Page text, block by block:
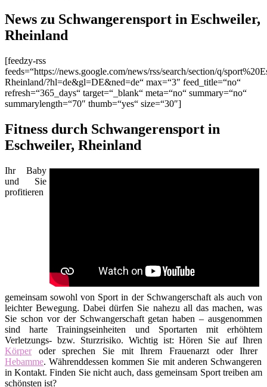
News zu Schwangerensport in Eschweiler,
Rheinland
[feedzy-rss
feeds=“https://news.google.com/news/rss/search/section/q/
Rheinland/?hl=de&gl=DE&ned=de“ max=“3″ feed_title=“no“
refresh=“365_days“ target=“_blank“ meta=“no“ summary=“no“
summarylength=“70″ thumb=“yes“ size=“30″]
Fitness durch Schwangerensport in
Eschweiler, Rheinland
Ihr Baby
und Sie
profitieren
gemeinsam sowohl von Sport in der Schwangerschaft als auch von
leichter Bewegung. Dabei dürfen Sie nahezu all das machen, was
Sie schon vor der Schwangerschaft getan haben – ausgenommen
sind harte Trainingseinheiten und Sportarten mit erhöhtem
Verletzungs- bzw. Sturzrisiko. Wichtig ist: Hören Sie auf Ihren
Körperoder sprechen Sie mit Ihrem Frauenarzt oder Ihrer
Hebamme. Währenddessen kommen Sie mit anderen Schwangeren
in Kontakt. Finden Sie nicht auch, dass gemeinsam Sport treiben am
schönsten ist?